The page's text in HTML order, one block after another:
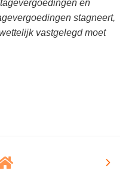
en
stagneert,
vastgelegd moet